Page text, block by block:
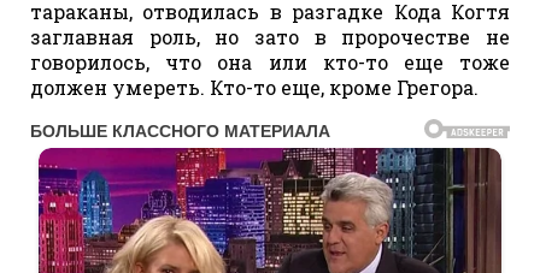
тараканы, отводилась в разгадке Кода Когтя
заглавная роль, но зато в пророчестве не
говорилось, что она или кто-то еще тоже
должен умереть. Кто-то еще, кроме Грегора.